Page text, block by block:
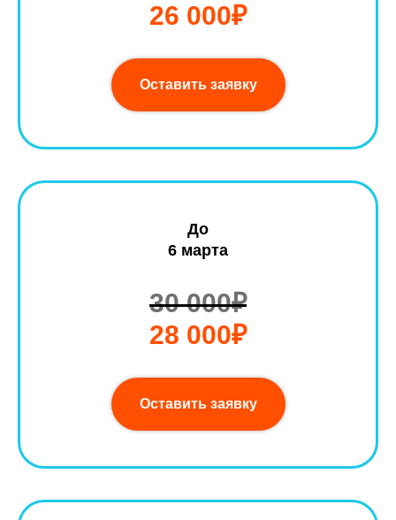
26 000₽
Оставить заявку
До
6 марта
30 000₽
28 000₽
Оставить заявку